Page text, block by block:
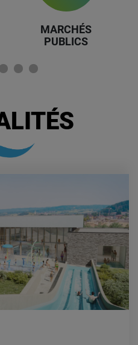
MARCHÉS
PUBLICS